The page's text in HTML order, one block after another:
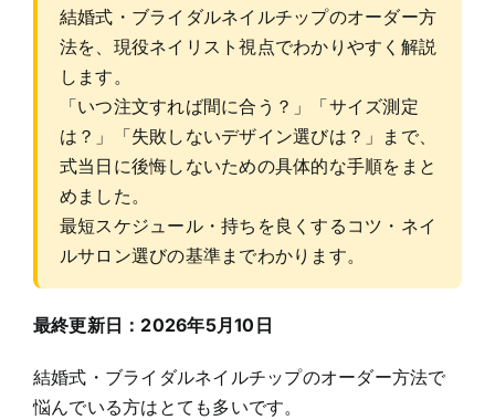
結婚式・ブライダルネイルチップのオーダー方
法を、現役ネイリスト視点でわかりやすく解説
します。
「いつ注文すれば間に合う？」「サイズ測定
は？」「失敗しないデザイン選びは？」まで、
式当日に後悔しないための具体的な手順をまと
めました。
最短スケジュール・持ちを良くするコツ・ネイ
ルサロン選びの基準までわかります。
最終更新日：2026年5月10日
結婚式・ブライダルネイルチップのオーダー方法で
悩んでいる方はとても多いです。